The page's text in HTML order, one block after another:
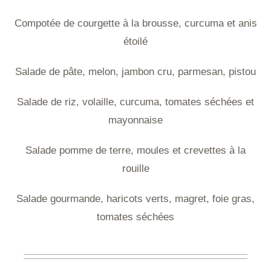
Compotée de courgette à la brousse, curcuma et anis
étoilé
Salade de pâte, melon, jambon cru, parmesan, pistou
Salade de riz, volaille, curcuma, tomates séchées et
mayonnaise
Salade pomme de terre, moules et crevettes à la
rouille
Salade gourmande, haricots verts, magret, foie gras,
tomates séchées